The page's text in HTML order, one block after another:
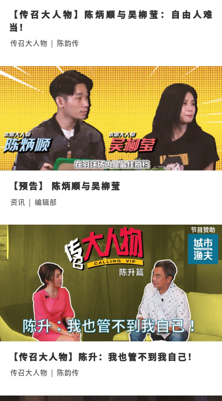
【传召大人物】陈炳顺与吴柳莹：自由人难
当！
传召大人物 | 陈韵传
【预告】 陈炳顺与吴柳莹
资讯 | 编辑部
【传召大人物】陈升：我也管不到我自己！
传召大人物 | 陈韵传